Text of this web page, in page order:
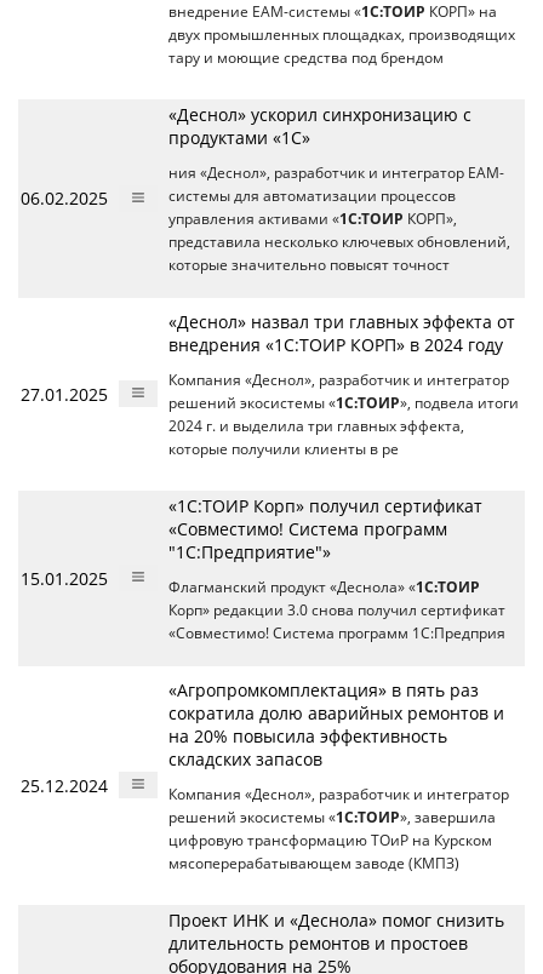
внедрение EAM-системы «1С:ТОИР КОРП» на
двух промышленных площадках, производящих
тару и моющие средства под брендом
06.02.2025
«Деснол» ускорил синхронизацию с
продуктами «1С»
ния «Деснол», разработчик и интегратор EAM-
системы для автоматизации процессов
управления активами «1С:ТОИР КОРП»,
представила несколько ключевых обновлений,
которые значительно повысят точност
27.01.2025
«Деснол» назвал три главных эффекта от
внедрения «1С:ТОИР КОРП» в 2024 году
Компания «Деснол», разработчик и интегратор
решений экосистемы «1С:ТОИР», подвела итоги
2024 г. и выделила три главных эффекта,
которые получили клиенты в ре
15.01.2025
«1С:ТОИР Корп» получил сертификат
«Совместимо! Система программ
"1С:Предприятие"»
Флагманский продукт «Деснола» «1С:ТОИР
Корп» редакции 3.0 снова получил сертификат
«Совместимо! Система программ 1С:Предприя
25.12.2024
«Агропромкомплектация» в пять раз
сократила долю аварийных ремонтов и
на 20% повысила эффективность
складских запасов
Компания «Деснол», разработчик и интегратор
решений экосистемы «1С:ТОИР», завершила
цифровую трансформацию ТОиР на Курском
мясоперерабатывающем заводе (КМПЗ)
Проект ИНК и «Деснола» помог снизить
длительность ремонтов и простоев
оборудования на 25%